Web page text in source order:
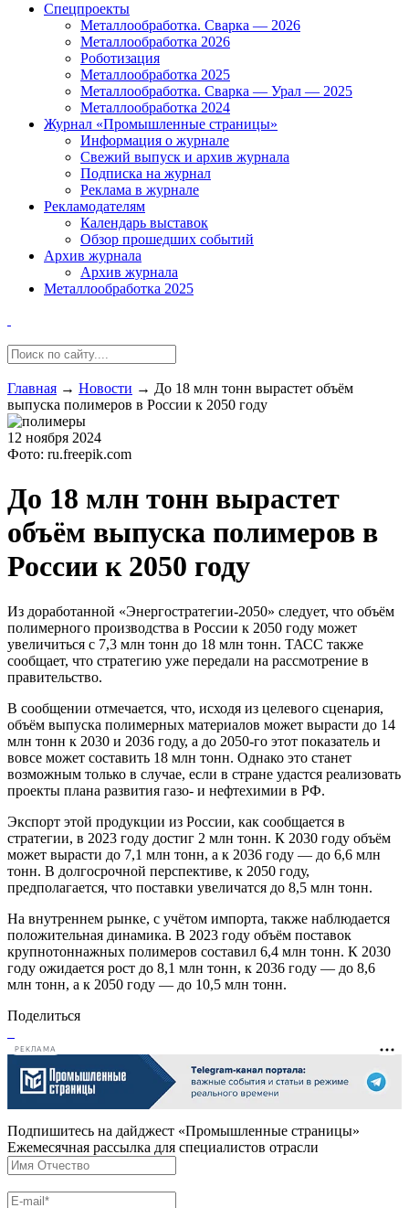
Спецпроекты
Металлообработка. Сварка — 2026
Металлообработка 2026
Роботизация
Металлообработка 2025
Металлообработка. Сварка — Урал — 2025
Металлообработка 2024
Журнал «Промышленные страницы»
Информация о журнале
Свежий выпуск и архив журнала
Подписка на журнал
Реклама в журнале
Рекламодателям
Календарь выставок
Обзор прошедших событий
Архив журнала
Архив журнала
Металлообработка 2025
Главная → Новости → До 18 млн тонн вырастет объём
выпуска полимеров в России к 2050 году
12 ноября 2024
Фото: ru.freepik.com
До 18 млн тонн вырастет
объём выпуска полимеров в
России к 2050 году
Из доработанной «Энергостратегии-2050» следует, что объём
полимерного производства в России к 2050 году может
увеличиться с 7,3 млн тонн до 18 млн тонн. ТАСС также
сообщает, что стратегию уже передали на рассмотрение в
правительство.
В сообщении отмечается, что, исходя из целевого сценария,
объём выпуска полимерных материалов может вырасти до 14
млн тонн к 2030 и 2036 году, а до 2050-го этот показатель и
вовсе может составить 18 млн тонн. Однако это станет
возможным только в случае, если в стране удастся реализовать
проекты плана развития газо- и нефтехимии в РФ.
Экспорт этой продукции из России, как сообщается в
стратегии, в 2023 году достиг 2 млн тонн. К 2030 году объём
может вырасти до 7,1 млн тонн, а к 2036 году — до 6,6 млн
тонн. В долгосрочной перспективе, к 2050 году,
предполагается, что поставки увеличатся до 8,5 млн тонн.
На внутреннем рынке, с учётом импорта, также наблюдается
положительная динамика. В 2023 году объём поставок
крупнотоннажных полимеров составил 6,4 млн тонн. К 2030
году ожидается рост до 8,1 млн тонн, к 2036 году — до 8,6
млн тонн, а к 2050 году — до 10,5 млн тонн.
Поделиться
РЕКЛАМА
Подпишитесь на дайджест «Промышленные страницы»
Ежемесячная рассылка для специалистов отрасли